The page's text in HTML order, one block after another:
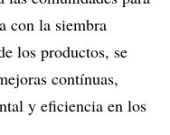
con la siembra
los productos, se
contínuas,
y eficiencia en los